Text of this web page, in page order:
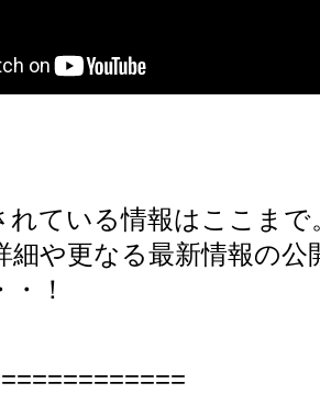
れている情報はここまで
細や更なる最新情報の公
！